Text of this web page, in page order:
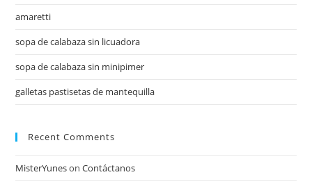
amaretti
sopa de calabaza sin licuadora
sopa de calabaza sin minipimer
galletas pastisetas de mantequilla
Recent Comments
MisterYunesonContáctanos